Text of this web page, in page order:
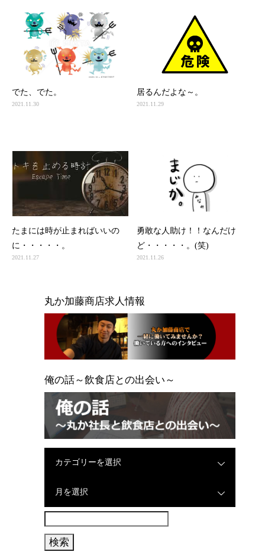
でた、でた。
2021.11.30
居るんだよな～。
2021.11.29
たまには時が止まればいいの
に・・・・・。
2021.11.27
勇敢な人助け！！なんだけ
ど・・・・・。(笑)
2021.11.26
丸か加藤商店求人情報
俺の話～飲食店との出会い～
カテゴリーを選択
月を選択